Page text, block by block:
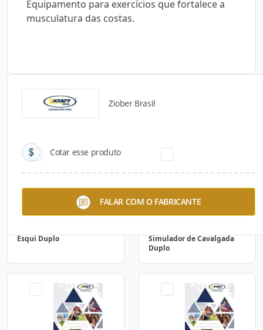
Equipamento para exercícios que fortalece a
musculatura das costas.
Ziober Brasil
Cotar esse produto
FALAR COM O FABRICANTE
Catálogos para Download
Esqui Duplo
Simulador de Cavalgada
Duplo